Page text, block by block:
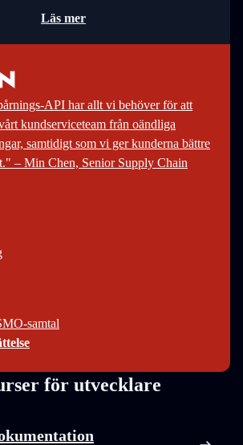
Läs mer
API har allt vi behöver för att
kundserviceteam från oändliga
samtidigt som vi ger kunderna bättre
– Min Chen, Senior Supply Chain
samtal
för utvecklare